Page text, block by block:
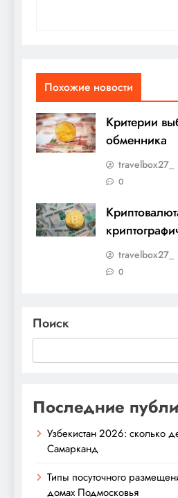
Похожие новости
Критерии
обменника
travelbox27_
0
travelbox27_
0
Поиск
Последние
Узбекистан 2026: сколько
Самарканд
Типы посуточного
домах Подмосковья